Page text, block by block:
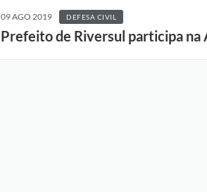
09 AGO 2019 DEFESA CIVIL
Prefeito de Riversul participa na